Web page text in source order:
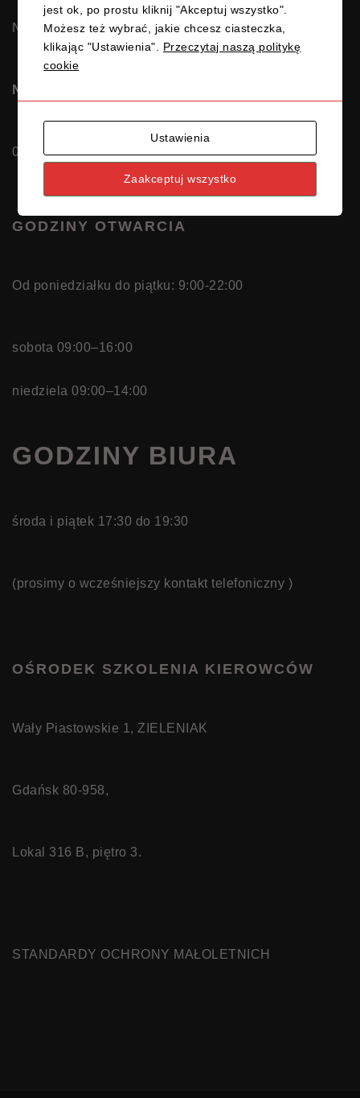
NIP 5831692813
Nr rachunku OSK MATEOS Gdańsk:
04116022020000000625906812
GODZINY OTWARCIA
Od poniedziałku do piątku: 9:00-22:00
sobota 09:00–16:00
niedziela 09:00–14:00
GODZINY BIURA
środa i piątek 17:30 do 19:30
(prosimy o wcześniejszy kontakt telefoniczny )
OŚRODEK SZKOLENIA KIEROWCÓW
Wały Piastowskie 1, ZIELENIAK
Gdańsk 80-958,
Lokal 316 B, piętro 3.
STANDARDY OCHRONY MAŁOLETNICH
jest ok, po prostu kliknij "Akceptuj wszystko".
Możesz też wybrać, jakie chcesz ciasteczka,
klikając "Ustawienia". Przeczytaj naszą politykę
cookie
Ustawienia
Zaakceptuj wszystko